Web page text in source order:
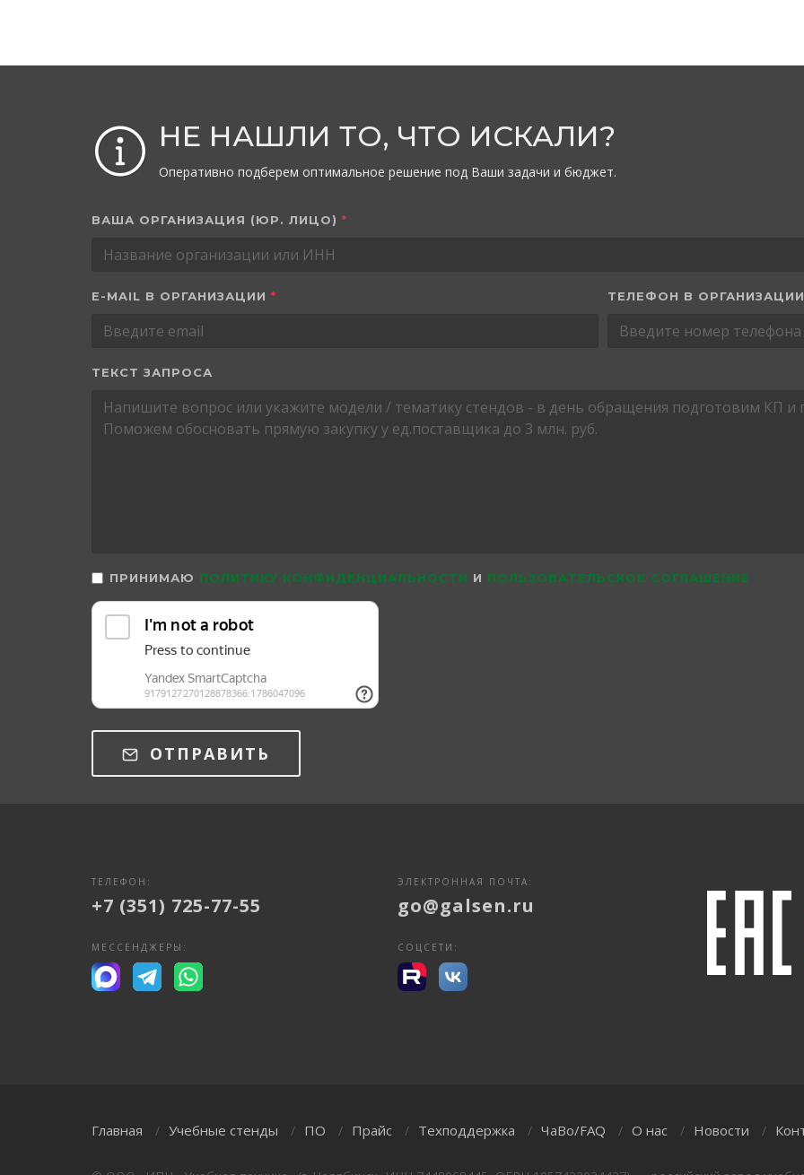
НЕ НАШЛИ ТО, ЧТО ИСКАЛИ?
Оперативно подберем оптимальное решение под Ваши задачи и бюджет.
ВАША ОРГАНИЗАЦИЯ (ЮР. ЛИЦО) *
E-MAIL В ОРГАНИЗАЦИИ * ТЕЛЕФОН В ОРГАНИЗАЦИИ
ТЕКСТ ЗАПРОСА
ПРИНИМАЮ ПОЛИТИКУ КОНФИДЕНЦИАЛЬНОСТИ И ПОЛЬЗОВАТЕЛЬСКОЕ СОГЛАШЕНИЕ
ОТПРАВИТЬ
ТЕЛЕФОН:
+7 (351) 725-77-55
ЭЛЕКТРОННАЯ ПОЧТА:
go@galsen.ru
МЕССЕНДЖЕРЫ: СОЦСЕТИ:
Главная / Учебные стенды / ПО / Прайс / Техподдержка / ЧаВо/FAQ / О нас / Новости /